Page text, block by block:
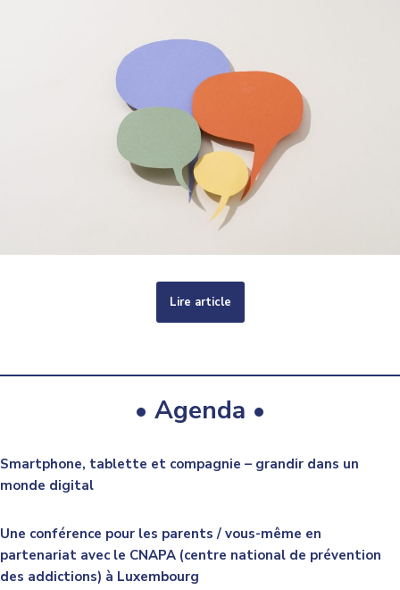
Lire article
• Agenda •
Smartphone, tablette et compagnie – grandir dans un
monde digital
Une conférence pour les parents / vous-même en
partenariat avec le CNAPA (centre national de prévention
des addictions) à Luxembourg